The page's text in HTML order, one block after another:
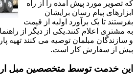
که تصویر مورد پیش آمده را از راه
ابزارهای پیام رسان برایشان
بفرستند تا یک برآورد اولیه از قیمت
به مشتری اعلام کنند.یکی از دیگر از
و سازندگان مبلمان توصیه می کنند تهیه
پیش از سفارش کار است.
این خدمت توسط متخصصین مبل